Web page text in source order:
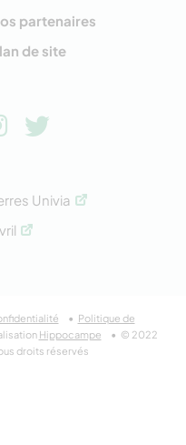
partenaires
de site
Univia
Politique de
Hippocampe
© 2022
droits réservés